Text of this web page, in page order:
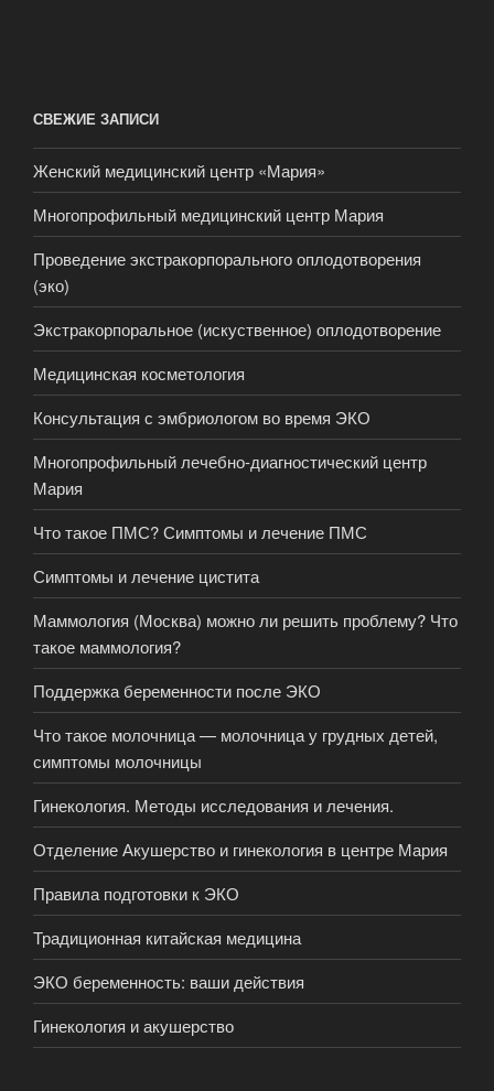
СВЕЖИЕ ЗАПИСИ
Женский медицинский центр «Мария»
Многопрофильный медицинский центр Мария
Проведение экстракорпорального оплодотворения
(эко)
Экстракорпоральное (искуственное) оплодотворение
Медицинская косметология
Консультация с эмбриологом во время ЭКО
Многопрофильный лечебно-диагностический центр
Мария
Что такое ПМС? Симптомы и лечение ПМС
Симптомы и лечение цистита
Маммология (Москва) можно ли решить проблему? Что
такое маммология?
Поддержка беременности после ЭКО
Что такое молочница — молочница у грудных детей,
симптомы молочницы
Гинекология. Методы исследования и лечения.
Отделение Акушерство и гинекология в центре Мария
Правила подготовки к ЭКО
Традиционная китайская медицина
ЭКО беременность: ваши действия
Гинекология и акушерство